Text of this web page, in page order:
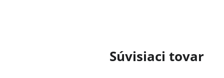
Súvisiaci tovar